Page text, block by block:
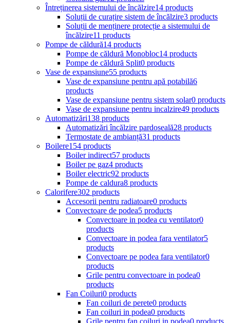
Întreținerea sistemului de încălzire14 products
Soluții de curațire sistem de încălzire3 products
Soluții de menținere protecție a sistemului de
încălzire11 products
Pompe de căldură14 products
Pompe de căldură Monobloc14 products
Pompe de căldură Split0 products
Vase de expansiune55 products
Vase de expansiune pentru apă potabilă6
products
Vase de expansiune pentru sistem solar0 products
Vase de expansiune pentru incalzire49 products
Automatizări138 products
Automatizări încălzire pardoseală28 products
Termostate de ambianță31 products
Boilere154 products
Boiler indirect57 products
Boiler pe gaz4 products
Boiler electric92 products
Pompe de caldura8 products
Calorifere302 products
Accesorii pentru radiatoare0 products
Convectoare de podea5 products
Convectoare in podea cu ventilator0
products
Convectoare in podea fara ventilator5
products
Convectoare pe podea fara ventilator0
products
Grile pentru convectoare in podea0
products
Fan Coiluri0 products
Fan coiluri de perete0 products
Fan coiluri in podea0 products
Grile pentru fan coiluri in podea0 products